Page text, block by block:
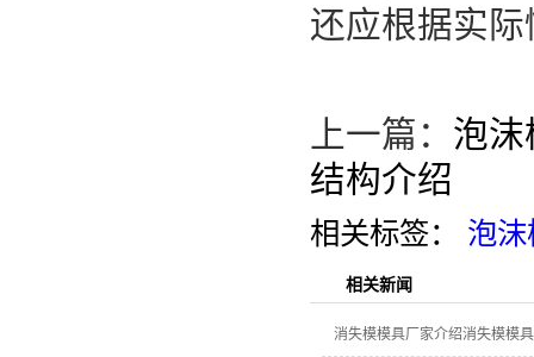
还应根据实
上一篇： 泡沫
结构介绍
相关标签： 泡
相关新闻
消失模模具厂家介绍消失模模